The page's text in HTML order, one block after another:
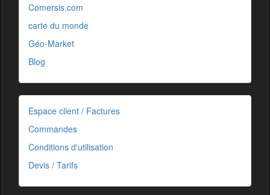
Comersis.com
carte du monde
Géo-Market
Blog
Espace client / Factures
Commandes
Conditions d'utilisation
Devis / Tarifs